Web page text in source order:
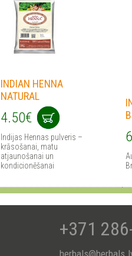
INDIAN HENNA
NATURAL
4.50€
Indijas Hennas pulveris –
krāsošanai, matu
atjaunošanai un
kondicionēšanai
+371